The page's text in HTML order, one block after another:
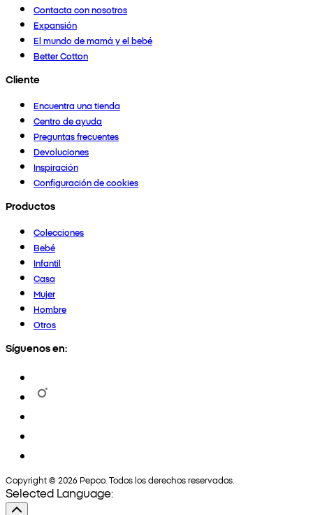
Contacta con nosotros
Expansión
El mundo de mamá y el bebé
Better Cotton
Cliente
Encuentra una tienda
Centro de ayuda
Preguntas frecuentes
Devoluciones
Inspiración
Configuración de cookies
Productos
Colecciones
Bebé
Infantil
Casa
Mujer
Hombre
Otros
Síguenos en:
Copyright © 2026 Pepco. Todos los derechos reservados.
Selected Language: